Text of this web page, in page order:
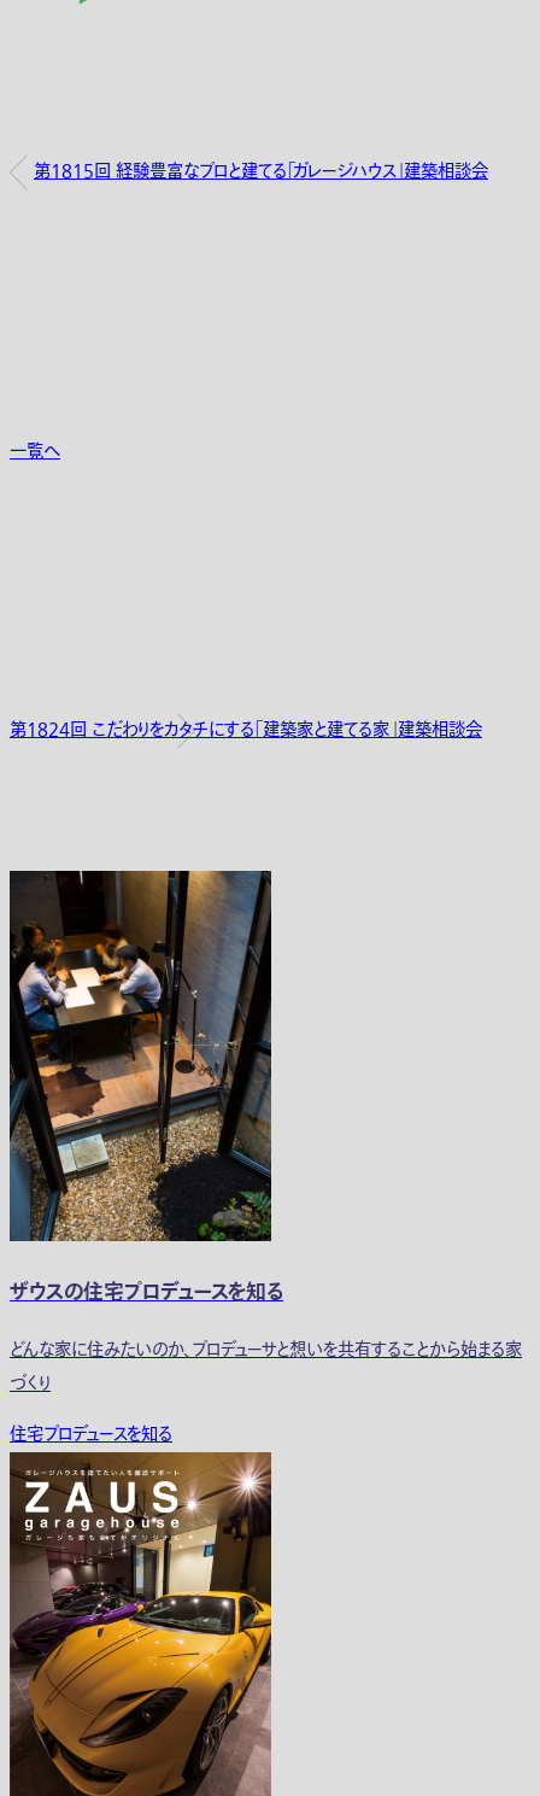
第1815回 経験豊富なプロと建てる「ガレージハウス」建築相談会
一覧へ
第1824回 こだわりをカタチにする「建築家と建てる家」建築相談会
ザウスの住宅プロデュースを知る
どんな家に住みたいのか、プロデューサと想いを共有することから始まる家
づくり
住宅プロデュースを知る